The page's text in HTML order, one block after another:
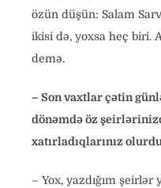
özün düşün: Salam
ikisi də, yoxsa heç biri.
demə.
– Son vaxtlar çətin
dönəmdə öz
xatırladıqlarınız
– Yox, yazdığım şeirlər